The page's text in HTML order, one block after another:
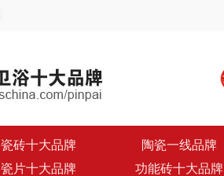
瓷砖十大品牌 陶瓷一线品牌
瓷片十大品牌 功能砖十大品牌